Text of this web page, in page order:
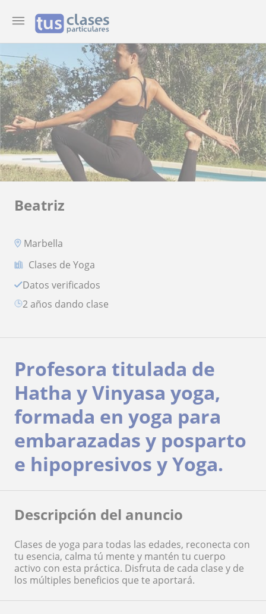
Beatriz
Marbella
Clases de Yoga
Datos verificados
2 años dando clase
Profesora titulada de
Hatha y Vinyasa yoga,
formada en yoga para
embarazadas y posparto
e hipopresivos y Yoga.
Descripción del anuncio
Clases de yoga para todas las edades, reconecta con
tu esencia, calma tú mente y mantén tu cuerpo
activo con esta práctica. Disfruta de cada clase y de
los múltiples beneficios que te aportará.